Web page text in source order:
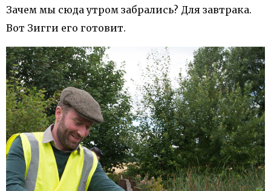
Зачем мы сюда утром забрались? Для завтрака.
Вот Зигги его готовит.